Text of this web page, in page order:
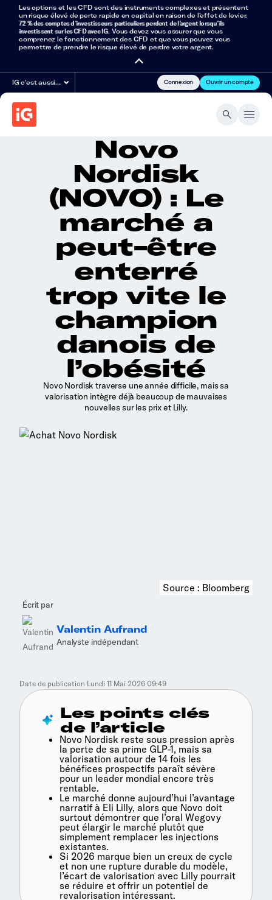
Les options et les CFD sont des instruments complexes et présentent
un risque élevé de perte rapide en capital en raison de l’effet de levier.
72 % des comptes d’investisseurs particuliers perdent de l’argent lorsqu’ils
investissent sur les CFD avec IG. Vous devez vous assurer que vous
comprenez le fonctionnement des CFD et que vous pouvez vous
permettre de prendre le risque élevé de perdre votre argent.
IG c'est aussi… Connexion Ouvrir un compte
Novo
Nordisk
(NOVO) : Le
marché a
peut-être
enterré
trop vite le
champion
danois de
l’obésité
Novo Nordisk traverse une année difficile, mais sa
valorisation intègre déjà beaucoup de mauvaises
nouvelles sur les prix et Lilly.
Source : Bloomberg
Écrit par
Valentin Aufrand
Analyste indépendant
Date de publication Lundi 11 Mai 2026 09:49
Les points clés
de l’article
Novo Nordisk reste sous pression après
la perte de sa prime GLP-1, mais sa
valorisation autour de 14 fois les
bénéfices prospectifs paraît sévère
pour un leader mondial encore très
rentable.
Le marché donne aujourd’hui l’avantage
narratif à Eli Lilly, alors que Novo doit
surtout démontrer que l’oral Wegovy
peut élargir le marché plutôt que
simplement remplacer les injections
existantes.
Si 2026 marque bien un creux de cycle
et non une rupture durable du modèle,
l’écart de valorisation avec Lilly pourrait
se réduire et offrir un potentiel de
revalorisation intéressant.